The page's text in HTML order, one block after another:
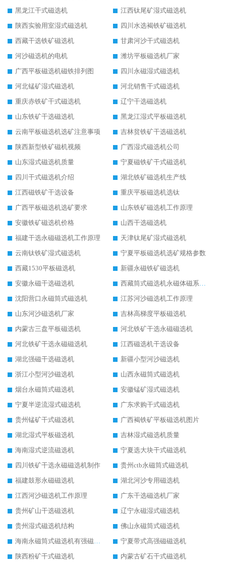
黑龙江干式磁选机
江西钛尾矿湿式磁选机
陕西实验用室湿式磁选机
四川水选褐铁矿磁选机
西藏干选铁矿磁选机
甘肃河沙干式磁选机
河沙磁选机的电机
潍坊平板磁选机厂家
广西平板磁选机磁铁排列图
四川永磁湿式磁选机
河北锰矿湿式磁选机
河北销售干式磁选机
重庆赤铁矿干式磁选机
辽宁干选磁选机
山东铁矿干选磁选机
黑龙江湿式平板磁选机
云南平板磁选机选矿注意事项
吉林贫铁矿干选磁选机
陕西新型铁矿磁机视频
广西湿式磁选机公司
山东湿式磁选机质量
宁夏磁铁矿干式磁选机
四川干式磁选机介绍
湖北铁矿磁选机生产线
江西磁铁矿干选设备
重庆平板磁选机选钛
广西平板磁选机选矿要求
山东铁矿磁选机工作原理
安徽铁矿磁选机价格
山西干选磁选机
福建干选永磁磁选机工作原理
天津钛尾矿湿式磁选机
云南钛铁矿湿式磁选机
宁夏平板磁选机选矿规格参数
西藏1530平板磁选机
新疆永磁铁矿磁选机
安徽永磁干选磁选机
西藏筒式磁选机永磁体磁系设计
沈阳营口永磁筒式磁选机
江苏河沙磁选机工作原理
山东河沙磁选机厂家
吉林高梯度平板磁选机
内蒙古三盘平板磁选机
河北铁矿干选永磁磁选机
河北铁矿干选永磁磁选机
江西磁选机干选设备
湖北强磁干选磁选机
新疆小型河沙磁选机
浙江小型河沙磁选机
山西永磁筒式磁选机
烟台永磁筒式磁选机
安徽锰矿湿式磁选机
宁夏半逆流湿式磁选机
广东求购干式磁选机
贵州锰矿干式磁选机
广西褐铁矿平板磁选机图片
湖北湿式平板磁选机
吉林湿式磁选机质量
海南湿式逆流磁选机
宁夏选大块干式磁选机
四川铁矿干选永磁磁选机制作
贵州ctb永磁筒式磁选机
福建鼓形永磁磁选机
湖北河沙专用磁选机
江西河沙磁选机工作原理
广东干选磁选机厂家
贵州矿山干选磁选机
辽宁永磁湿式磁选机
贵州湿式磁选机结构
佛山永磁筒式磁选机
海南永磁筒式磁选机有强磁的吗
宁夏带式高强磁磁选机
陕西粉矿干式磁选机
内蒙古矿石干式磁选机